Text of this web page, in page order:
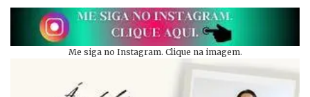
Me siga no Instagram. Clique na imagem.